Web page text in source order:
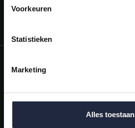
Voorkeuren
Statistieken
Marketing
Alles toestaan
Categorieën